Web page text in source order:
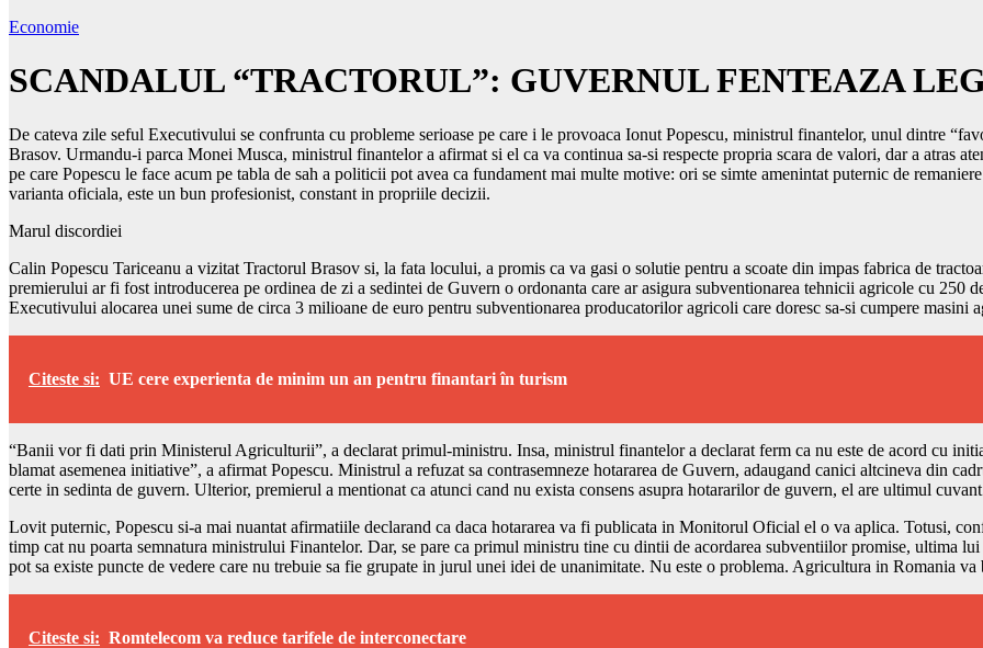
Economie
SCANDALUL “TRACTORUL”: GUVERNUL FENTEAZA
De cateva zile seful Executivului se confrunta cu probleme serioase pe care i le provoaca Ionut Popescu, ministrul finantelor, unul dintre
Brasov. Urmandu-i parca Monei Musca, ministrul finantelor a afirmat si el ca va continua sa-si respecte propria scara de valori, dar a atras
pe care Popescu le face acum pe tabla de sah a politicii pot avea ca fundament mai multe motive: ori se simte amenintat puternic de
varianta oficiala, este un bun profesionist, constant in propriile decizii.
Marul discordiei
Calin Popescu Tariceanu a vizitat Tractorul Brasov si, la fata locului, a promis ca va gasi o solutie pentru a scoate din impas fabrica de
premierului ar fi fost introducerea pe ordinea de zi a sedintei de Guvern o ordonanta care ar asigura subventionarea tehnicii agricole cu 250
Executivului alocarea unei sume de circa 3 milioane de euro pentru subventionarea producatorilor agricoli care doresc sa-si cumpere masini
Citeste si: UE cere experienta de minim un an pentru finantari în turism
“Banii vor fi dati prin Ministerul Agriculturii”, a declarat primul-ministru. Insa, ministrul finantelor a declarat ferm ca nu este de acord cu
blamat asemenea initiative”, a afirmat Popescu. Ministrul a refuzat sa contrasemneze hotararea de Guvern, adaugand canici altcineva din
certe in sedinta de guvern. Ulterior, premierul a mentionat ca atunci cand nu exista consens asupra hotararilor de guvern, el are ultimul
Lovit puternic, Popescu si-a mai nuantat afirmatiile declarand ca daca hotararea va fi publicata in Monitorul Oficial el o va aplica. Totusi,
timp cat nu poarta semnatura ministrului Finantelor. Dar, se pare ca primul ministru tine cu dintii de acordarea subventiilor promise, ultima
pot sa existe puncte de vedere care nu trebuie sa fie grupate in jurul unei idei de unanimitate. Nu este o problema. Agricultura in Romania
Citeste si: Romtelecom va reduce tarifele de interconectare